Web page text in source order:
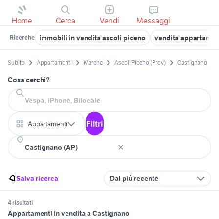
Home Cerca Vendi Messaggi
Ricerche immobili in vendita ascoli piceno vendita
Subito Appartamenti Marche Ascoli Piceno (Prov) Castignano
Cosa cerchi?
Appartamenti Filtri
Salva ricerca Dal più recente
4 risultati
Appartamenti in vendita a Castignano